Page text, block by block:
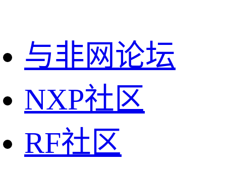
与非网论坛
NXP社区
RF社区